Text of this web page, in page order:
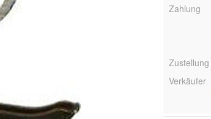
Zahlung
Zustellung
Verkäufer